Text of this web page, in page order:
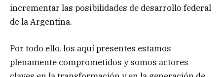
incrementar las posibilidades de desarrollo federal
de la Argentina.
Por todo ello, los aquí presentes estamos
plenamente comprometidos y somos actores